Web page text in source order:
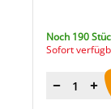
Noch 190
Sofort
Menge